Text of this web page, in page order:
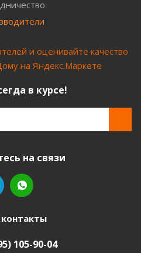
в курсе!
на связи
105-90-04